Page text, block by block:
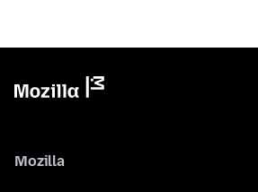
Mozilla